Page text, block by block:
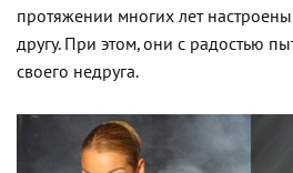
протяжении многих лет
другу. При этом, они с радостью
своего недруга.